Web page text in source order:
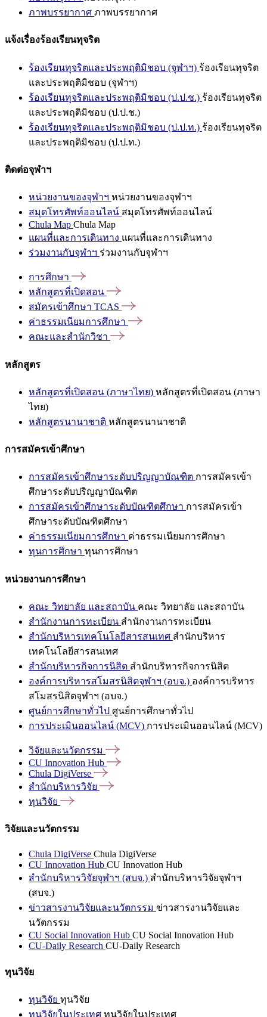
ภาพบรรยากาศ ภาพบรรยากาศ
แจ้งเรื่องร้องเรียนทุจริต
ร้องเรียนทุจริตและประพฤติมิชอบ (จุฬาฯ) ร้องเรียนทุจริต
และประพฤติมิชอบ (จุฬาฯ)
ร้องเรียนทุจริตและประพฤติมิชอบ (ป.ป.ช.) ร้องเรียนทุจริต
และประพฤติมิชอบ (ป.ป.ช.)
ร้องเรียนทุจริตและประพฤติมิชอบ (ป.ป.ท.) ร้องเรียนทุจริต
และประพฤติมิชอบ (ป.ป.ท.)
ติดต่อจุฬาฯ
หน่วยงานของจุฬาฯ หน่วยงานของจุฬาฯ
สมุดโทรศัพท์ออนไลน์ สมุดโทรศัพท์ออนไลน์
Chula Map Chula Map
แผนที่และการเดินทาง แผนที่และการเดินทาง
ร่วมงานกับจุฬาฯ ร่วมงานกับจุฬาฯ
การศึกษา
หลักสูตรที่เปิดสอน
สมัครเข้าศึกษา TCAS
ค่าธรรมเนียมการศึกษา
คณะและสำนักวิชา
หลักสูตร
หลักสูตรที่เปิดสอน (ภาษาไทย) หลักสูตรที่เปิดสอน (ภาษา
ไทย)
หลักสูตรนานาชาติ หลักสูตรนานาชาติ
การสมัครเข้าศึกษา
การสมัครเข้าศึกษาระดับปริญญาบัณฑิต การสมัครเข้า
ศึกษาระดับปริญญาบัณฑิต
การสมัครเข้าศึกษาระดับบัณฑิตศึกษา การสมัครเข้า
ศึกษาระดับบัณฑิตศึกษา
ค่าธรรมเนียมการศึกษา ค่าธรรมเนียมการศึกษา
ทุนการศึกษา ทุนการศึกษา
หน่วยงานการศึกษา
คณะ วิทยาลัย และสถาบัน คณะ วิทยาลัย และสถาบัน
สำนักงานการทะเบียน สำนักงานการทะเบียน
สำนักบริหารเทคโนโลยีสารสนเทศ สำนักบริหาร
เทคโนโลยีสารสนเทศ
สำนักบริหารกิจการนิสิต สำนักบริหารกิจการนิสิต
องค์การบริหารสโมสรนิสิตจุฬาฯ (อบจ.) องค์การบริหาร
สโมสรนิสิตจุฬาฯ (อบจ.)
ศูนย์การศึกษาทั่วไป ศูนย์การศึกษาทั่วไป
การประเมินออนไลน์ (MCV) การประเมินออนไลน์ (MCV)
วิจัยและนวัตกรรม
CU Innovation Hub
Chula DigiVerse
สำนักบริหารวิจัย
ทุนวิจัย
วิจัยและนวัตกรรม
Chula DigiVerse Chula DigiVerse
CU Innovation Hub CU Innovation Hub
สำนักบริหารวิจัยจุฬาฯ (สบจ.) สำนักบริหารวิจัยจุฬาฯ
(สบจ.)
ข่าวสารงานวิจัยและนวัตกรรม ข่าวสารงานวิจัยและ
นวัตกรรม
CU Social Innovation Hub CU Social Innovation Hub
CU-Daily Research CU-Daily Research
ทุนวิจัย
ทุนวิจัย ทุนวิจัย
ทุนวิจัยในประเทศ ทุนวิจัยในประเทศ